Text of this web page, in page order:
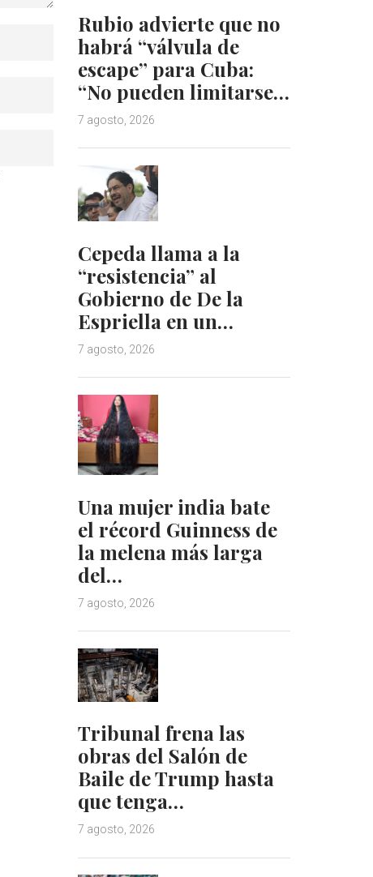
Rubio advierte que no
habrá “válvula de
escape” para Cuba:
“No pueden limitarse…
7 agosto, 2026
Cepeda llama a la
“resistencia” al
Gobierno de De la
Espriella en un…
7 agosto, 2026
Una mujer india bate
el récord Guinness de
la melena más larga
del…
7 agosto, 2026
Tribunal frena las
obras del Salón de
Baile de Trump hasta
que tenga…
7 agosto, 2026